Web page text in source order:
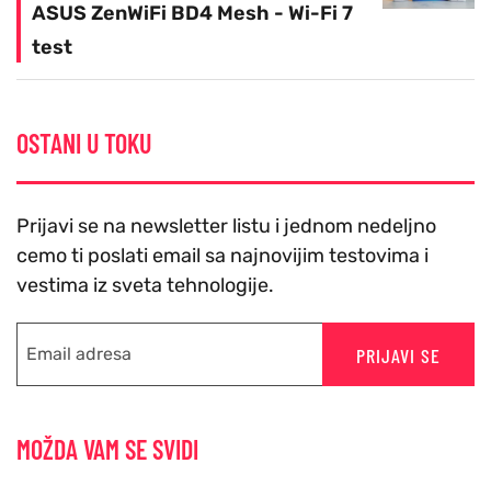
ASUS ZenWiFi BD4 Mesh - Wi-Fi 7
test
OSTANI U TOKU
Prijavi se na newsletter listu i jednom nedeljno
cemo ti poslati email sa najnovijim testovima i
vestima iz sveta tehnologije.
PRIJAVI SE
MOŽDA VAM SE SVIDI